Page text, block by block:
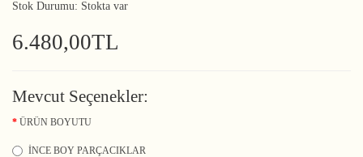
Stok Durumu: Stokta var
6.480,00TL
Mevcut Seçenekler:
ÜRÜN BOYUTU
İNCE BOY PARÇACIKLAR